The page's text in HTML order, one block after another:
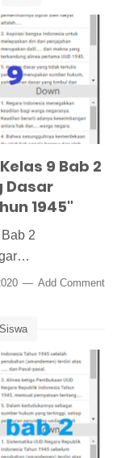
9 Bab 2
Dasar
1945"
2
Add Comment